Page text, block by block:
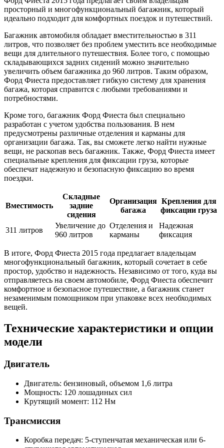
просторный и многофункциональный багажник, который
идеально подходит для комфортных поездок и путешествий.
Багажник автомобиля обладает вместительностью в 311
литров, что позволяет без проблем уместить все необходимые
вещи для длительного путешествия. Более того, с помощью
складывающихся задних сидений можно значительно
увеличить объем багажника до 960 литров. Таким образом,
Форд Фиеста предоставляет гибкую систему для хранения
багажа, которая справится с любыми требованиями и
потребностями.
Кроме того, багажник Форд Фиеста был специально
разработан с учетом удобства пользования. В нем
предусмотрены различные отделения и карманы для
организации багажа. Так, вы сможете легко найти нужные
вещи, не раскопав весь багажник. Также, Форд Фиеста имеет
специальные крепления для фиксации груза, которые
обеспечат надежную и безопасную фиксацию во время
поездки.
Вместимость
Складные
задние
сидения
Организация
багажа
Крепления для
фиксации груза
311 литров
Увеличение до
960 литров
Отделения и
карманы
Надежная
фиксация
В итоге, Форд Фиеста 2015 года предлагает владельцам
многофункциональный багажник, который сочетает в себе
простор, удобство и надежность. Независимо от того, куда вы
отправляетесь на своем автомобиле, Форд Фиеста обеспечит
комфортное и безопасное путешествие, а багажник станет
незаменимым помощником при упаковке всех необходимых
вещей.
Технические характеристики и опции
модели
Двигатель
Двигатель: бензиновый, объемом 1,6 литра
Мощность: 120 лошадиных сил
Крутящий момент: 112 Нм
Трансмиссия
Коробка передач: 5-ступенчатая механическая или 6-